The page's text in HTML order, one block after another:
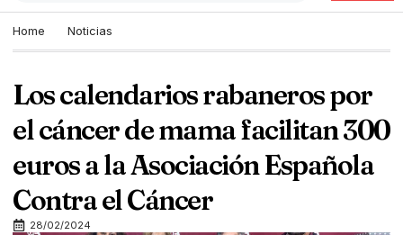
Home Noticias
Los calendarios rabaneros por
el cáncer de mama facilitan 300
euros a la Asociación Española
Contra el Cáncer
28/02/2024